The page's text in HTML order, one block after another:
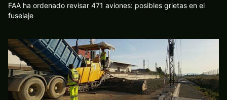
FAA ha ordenado revisar 471 aviones: posibles grietas en el
fuselaje